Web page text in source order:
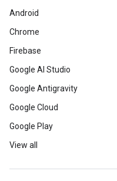
Android
Chrome
Firebase
Google AI Studio
Google Antigravity
Google Cloud
Google Play
View all